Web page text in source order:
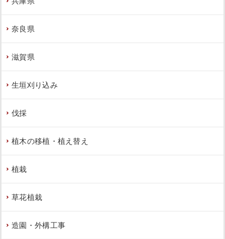
奈良県
滋賀県
生垣刈り込み
伐採
植木の移植・植え替え
植栽
草花植栽
造園・外構工事